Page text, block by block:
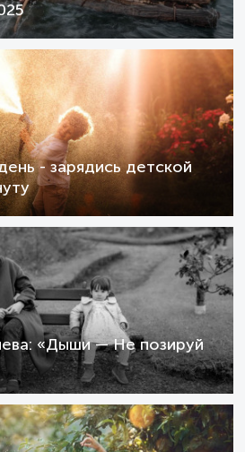
- зарядись детской
«Дыши — Не позируй